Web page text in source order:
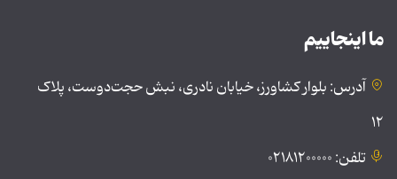
ما اینجاییم
آدرس: بلوار کشاورز، خیابان نادری، نبش حجت‌دوست، پلاک
۱۲
تلفن: ۰۲۱۸۱۲۰۰۰۰۰